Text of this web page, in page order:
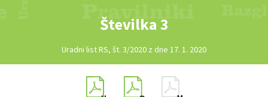
Številka 3
Uradni list RS, št. 3/2020 z dne 17. 1. 2020